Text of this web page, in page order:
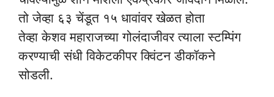
तो जेव्हा ६३ चेंडूत १५ धावांवर खेळत होता
तेव्हा केशव महाराजच्या गोलंदाजीवर त्याला स्टम्पिंग
करण्याची संधी विकेटकीपर क्विंटन डीकॉकने
सोडली.